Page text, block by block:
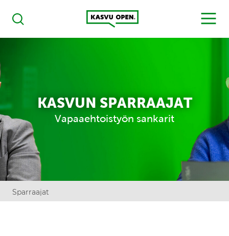
Haku
Kasvu Open
MENU
KASVUN SPARRAAJAT
Vapaaehtoistyön sankarit
Sparraajat